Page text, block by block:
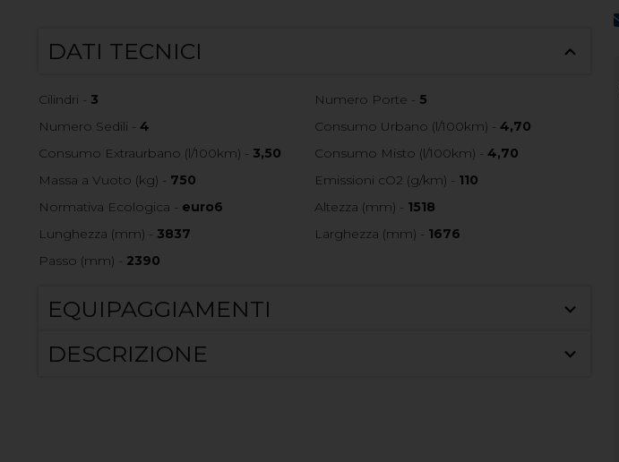
DATI TECNICI
Cilindri - 3 Numero Porte - 5
Numero Sedili - 4 Consumo Urbano (l/100km) - 4,70
Consumo Extraurbano (l/100km) - 3,50 Consumo Misto (l/100km) - 4,70
Massa a Vuoto (kg) - 750 Emissioni cO2 (g/km) - 110
Normativa Ecologica - euro6 Altezza (mm) - 1518
Lunghezza (mm) - 3837 Larghezza (mm) - 1676
Passo (mm) - 2390
EQUIPAGGIAMENTI
DESCRIZIONE